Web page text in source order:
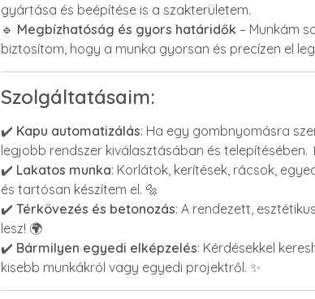
gyártása és beépítése is a szakterületem.
🔹 Megbízhatóság és gyors határidők – Munkám
biztosítom, hogy a munka gyorsan és precízen el
Szolgáltatásaim:
✔️ Kapu automatizálás: Ha egy gombnyomásra
legjobb rendszer kiválasztásában és telepítésében.
✔️ Lakatos munka: Korlátok, kerítések, rácsok,
és tartósan készítem el. 🔩
✔️ Térkövezés és betonozás: A rendezett,
lesz! 🌍
✔️ Bármilyen egyedi elképzelés: Kérdésekkel
kisebb munkákról vagy egyedi projektről. ✨